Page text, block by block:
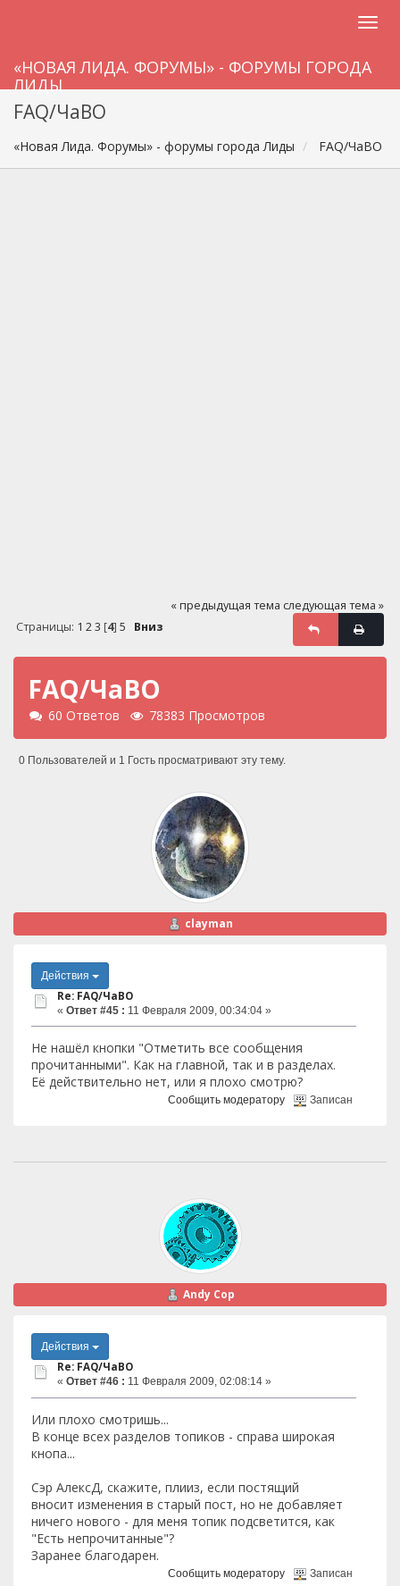
«НОВАЯ ЛИДА. ФОРУМЫ» - ФОРУМЫ ГОРОДА
ЛИДЫ
FAQ/ЧаВО
«Новая Лида. Форумы» - форумы города Лиды FAQ/ЧаВО
« предыдущая тема следующая тема »
Страницы: 1 2 3 [4] 5 Вниз
FAQ/ЧаВО
60 Ответов 78383 Просмотров
0 Пользователей и 1 Гость просматривают эту тему.
clayman
Действия
Re: FAQ/ЧаВО
« Ответ #45 : 11 Февраля 2009, 00:34:04 »
Не нашёл кнопки "Отметить все сообщения
прочитанными". Как на главной, так и в разделах.
Её действительно нет, или я плохо смотрю?
Сообщить модератору Записан
Andy Cop
Действия
Re: FAQ/ЧаВО
« Ответ #46 : 11 Февраля 2009, 02:08:14 »
Или плохо смотришь...
В конце всех разделов топиков - справа широкая
кнопа...
Сэр АлексД, скажите, плииз, если постящий
вносит изменения в старый пост, но не добавляет
ничего нового - для меня топик подсветится, как
"Есть непрочитанные"?
Заранее благодарен.
Сообщить модератору Записан